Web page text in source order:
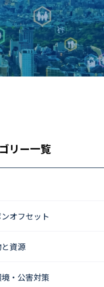
リー一覧
オフセット
資源
・公害対策